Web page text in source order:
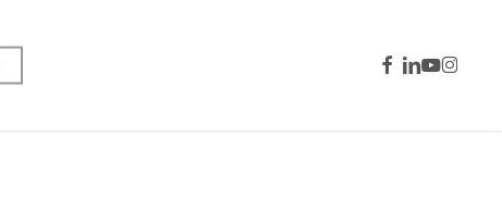
facebook
linkedin
youtubeinstagram